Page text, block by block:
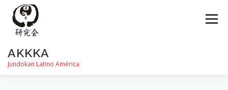
contenido
AKKKA
Jundokan Latino América
Menú